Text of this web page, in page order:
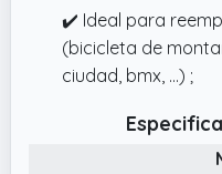
✔️ Ideal para
(bicicleta de
ciudad, bmx, ...) ;